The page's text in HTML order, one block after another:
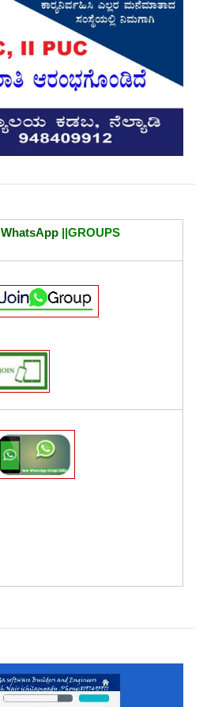
WhatsApp||GROUPS